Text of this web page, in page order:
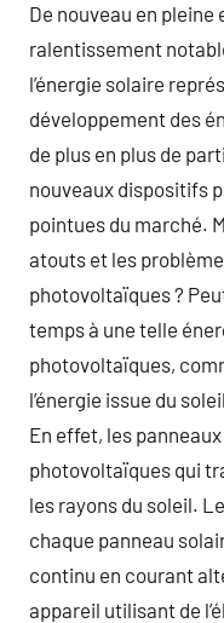
De nouveau en pleine
ralentissement
l’énergie solaire
développement des
de plus en plus de
nouveaux dispositifs
pointues du marché.
atouts et les
photovoltaïques ?
temps à une telle
photovoltaïques,
l’énergie issue du
En effet, les
photovoltaïques qui
les rayons du soleil.
chaque panneau
continu en courant
appareil utilisant de